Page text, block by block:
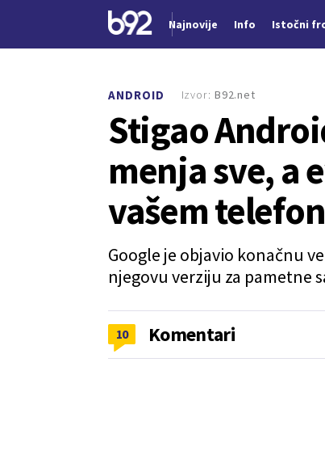
Najnovije Info Istočni
ANDROID
Stigao
menja sve, a
vašem
Google je objavio konačnu
njegovu verziju za pametne
Izvor: B92.net
10 Komentari